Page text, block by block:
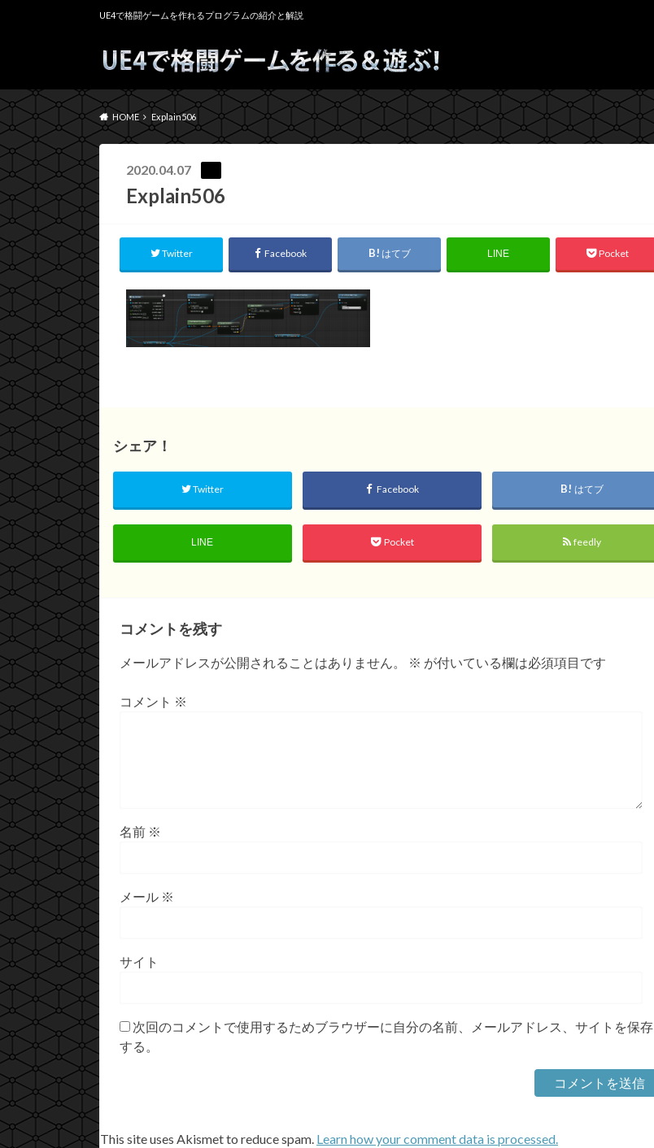
UE4で格闘ゲームを作れるプログラムの紹介と解説
HOME Explain506
2020.04.07
Explain506
Twitter Facebook はてブ LINE Pocket
シェア！
Twitter Facebook はてブ
LINE Pocket feedly
コメントを残す
メールアドレスが公開されることはありません。 ※ が付いている欄は必須項目です
コメント ※
名前 ※
メール ※
サイト
次回のコメントで使用するためブラウザーに自分の名前、メールアドレス、サイトを保存
する。
This site uses Akismet to reduce spam. Learn how your comment data is processed.